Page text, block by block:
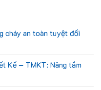
cháy an toàn tuyệt đối
Kế – TMKT: Nâng tầm